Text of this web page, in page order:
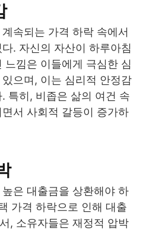
속되는 가격 하락 속에서
. 자신의 자산이 하루아침
느낌은 이들에게 극심한 심
으며, 이는 심리적 안정감
특히, 비좁은 삶의 여건 속
서 사회적 갈등이 증가하
은 대출금을 상환해야 하
가격 하락으로 인해 대출
, 소유자들은 재정적 압박